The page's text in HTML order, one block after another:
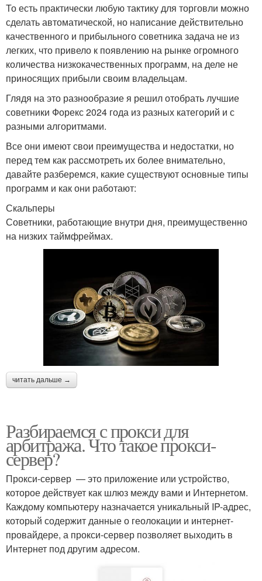
То есть практически любую тактику для торговли можно
сделать автоматической, но написание действительно
качественного и прибыльного советника задача не из
легких, что привело к появлению на рынке огромного
количества низкокачественных программ, на деле не
приносящих прибыли своим владельцам.
Глядя на это разнообразие я решил отобрать лучшие
советники Форекс 2024 года из разных категорий и с
разными алгоритмами.
Все они имеют свои преимущества и недостатки, но
перед тем как рассмотреть их более внимательно,
давайте разберемся, какие существуют основные типы
программ и как они работают:
Скальперы
Советники, работающие внутри дня, преимущественно
на низких таймфреймах.
читать дальше →
Разбираемся с прокси для
арбитража. Что такое прокси-
сервер?
Прокси-сервер — это приложение или устройство,
которое действует как шлюз между вами и Интернетом.
Каждому компьютеру назначается уникальный IP-адрес,
который содержит данные о геолокации и интернет-
провайдере, а прокси-сервер позволяет выходить в
Интернет под другим адресом.